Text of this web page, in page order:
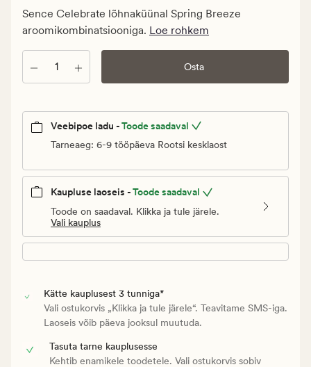
9,98
€
Sence Celebrate lõhnaküünal Spring Breeze
aroomikombinatsiooniga. Loe rohkem
Kogus Osta
Veebipoe ladu -Toode saadaval
Tarneaeg: 6-9 tööpäeva Rootsi kesklaost
Kaupluse laoseis -Toode saadaval
Toode on saadaval. Klikka ja tule järele.
Vali kauplus
Kätte kauplusest 3 tunniga*
Vali ostukorvis „Klikka ja tule järele“. Teavitame SMS-iga.
Laoseis võib päeva jooksul muutuda.
Tasuta tarne kauplusesse
Kehtib enamikele toodetele. Vali ostukorvis sobiv